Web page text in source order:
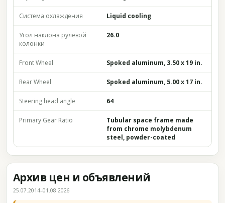
Система охлаждения Liquid cooling
Угол наклона рулевой
колонки
26.0
Front Wheel Spoked aluminum, 3.50 x 19 in.
Rear Wheel Spoked aluminum, 5.00 x 17 in.
Steering head angle 64
Primary Gear Ratio
Tubular space frame made
from chrome molybdenum
steel, powder-coated
Архив цен и объявлений
25.07.2014–01.08.2026